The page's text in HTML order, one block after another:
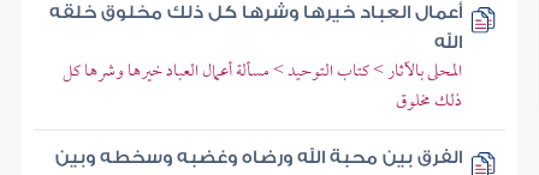
أعمال العباد خيرها وشرها كل ذلك مخلوق خلقه
الله
المحلى بالآثار > كتاب التوحيد > مسألة أعمال العباد خيرها وشرها كل
ذلك مخلوق
الفرق بين محبة الله ورضاه وغضبه وسخطه وبين